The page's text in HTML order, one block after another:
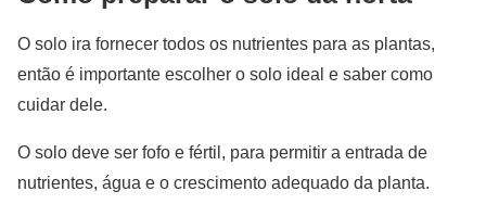
O solo ira fornecer todos os nutrientes para as plantas,
então é importante escolher o solo ideal e saber como
cuidar dele.
O solo deve ser fofo e fértil, para permitir a entrada de
nutrientes, água e o crescimento adequado da planta.